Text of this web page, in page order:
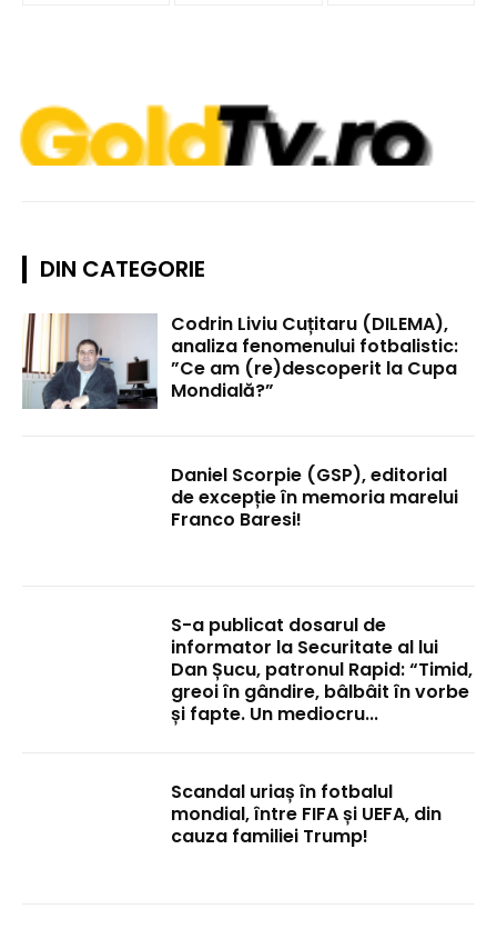
DIN CATEGORIE
Codrin Liviu Cuțitaru (DILEMA),
analiza fenomenului fotbalistic:
”Ce am (re)descoperit la Cupa
Mondială?”
Daniel Scorpie (GSP), editorial
de excepție în memoria marelui
Franco Baresi!
S-a publicat dosarul de
informator la Securitate al lui
Dan Șucu, patronul Rapid: “Timid,
greoi în gândire, bâlbâit în vorbe
și fapte. Un mediocru...
Scandal uriaș în fotbalul
mondial, între FIFA și UEFA, din
cauza familiei Trump!